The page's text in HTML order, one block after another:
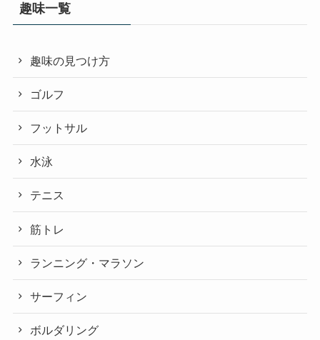
趣味一覧
趣味の見つけ方
ゴルフ
フットサル
水泳
テニス
筋トレ
ランニング・マラソン
サーフィン
ボルダリング